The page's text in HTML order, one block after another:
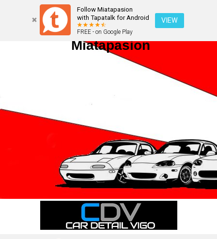
Follow Miatapasion
with Tapatalk for Android
FREE - on Google Play
VIEW
Miatapasion